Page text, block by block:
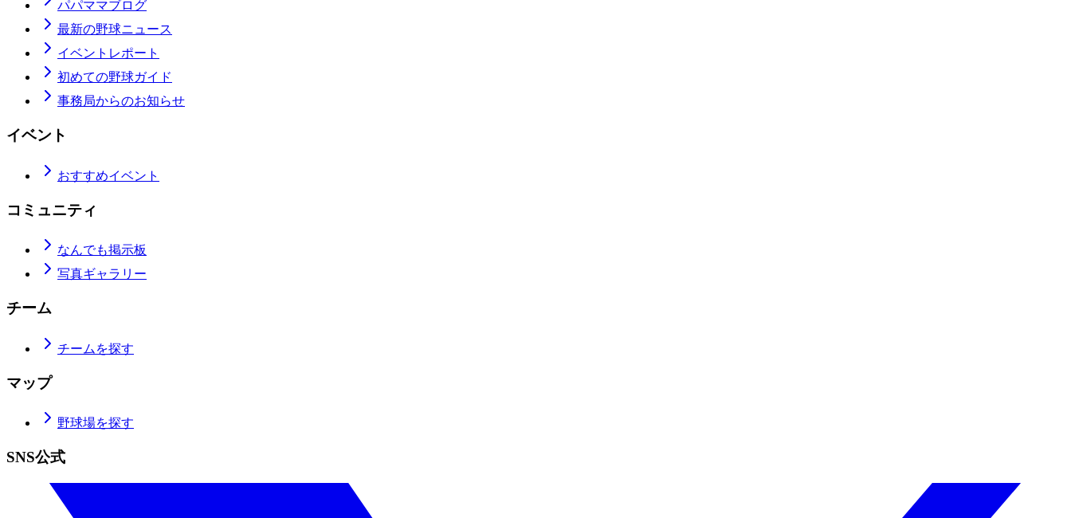
パパママブログ
最新の野球ニュース
イベントレポート
初めての野球ガイド
事務局からのお知らせ
イベント
おすすめイベント
コミュニティ
なんでも掲示板
写真ギャラリー
チーム
チームを探す
マップ
野球場を探す
SNS公式